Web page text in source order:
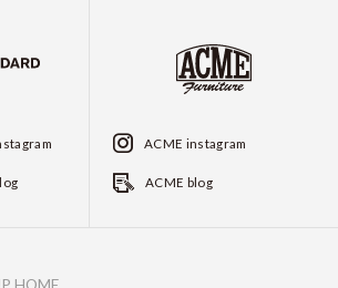
ACME instagram
ACME blog
HOME